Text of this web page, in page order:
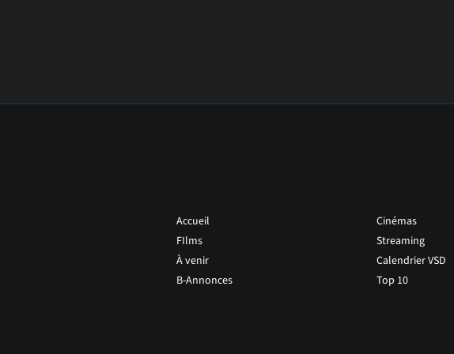
Accueil
FIlms
À venir
B-Annonces
Cinémas
Streaming
Calendrier VSD
Top 10